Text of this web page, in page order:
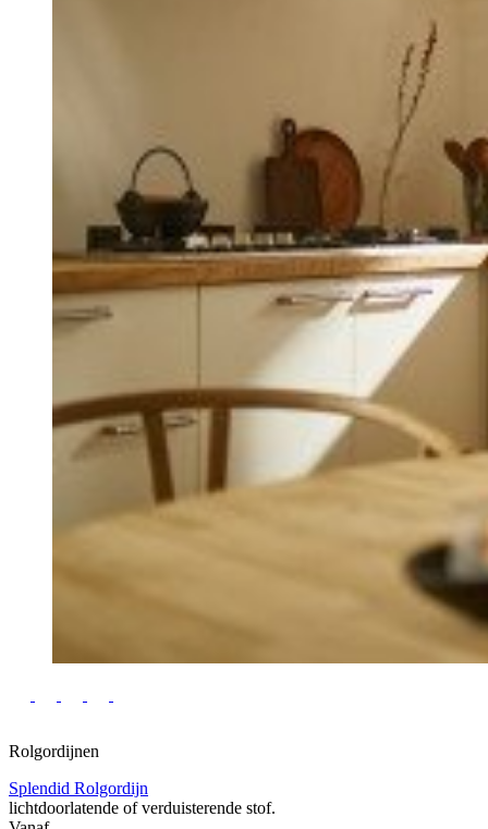
Rolgordijnen
Splendid Rolgordijn
lichtdoorlatende of verduisterende stof.